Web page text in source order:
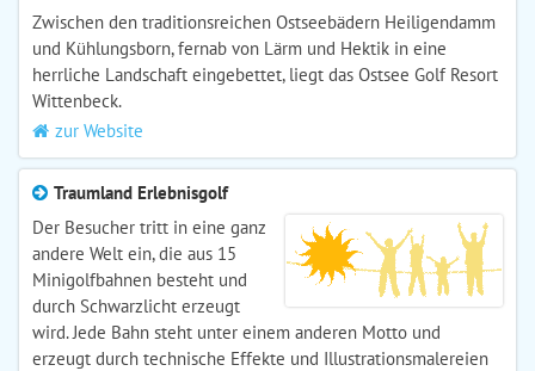
Zwischen den traditionsreichen Ostseebädern Heiligendamm
und Kühlungsborn, fernab von Lärm und Hektik in eine
herrliche Landschaft eingebettet, liegt das Ostsee Golf Resort
Wittenbeck.
zur Website
Traumland Erlebnisgolf
Der Besucher tritt in eine ganz
andere Welt ein, die aus 15
Minigolfbahnen besteht und
durch Schwarzlicht erzeugt
wird. Jede Bahn steht unter einem anderen Motto und
erzeugt durch technische Effekte und Illustrationsmalereien